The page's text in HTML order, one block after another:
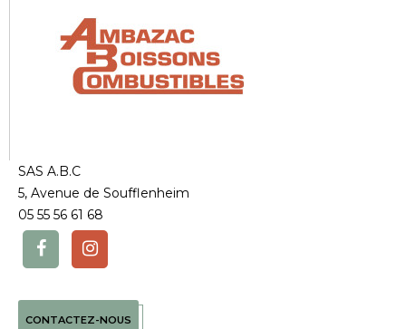
SAS A.B.C
5, Avenue de Soufflenheim
05 55 56 61 68
CONTACTEZ-NOUS